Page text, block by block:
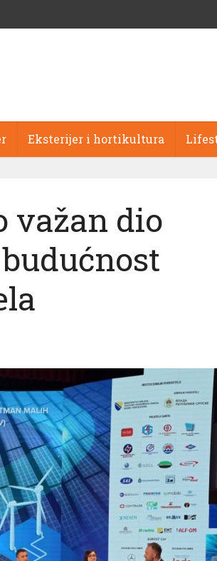
Eksterijer i hortikultura
važan dio